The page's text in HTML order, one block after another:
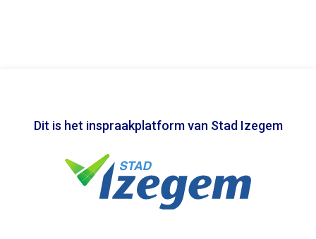
Dit is het inspraakplatform van Stad Izegem